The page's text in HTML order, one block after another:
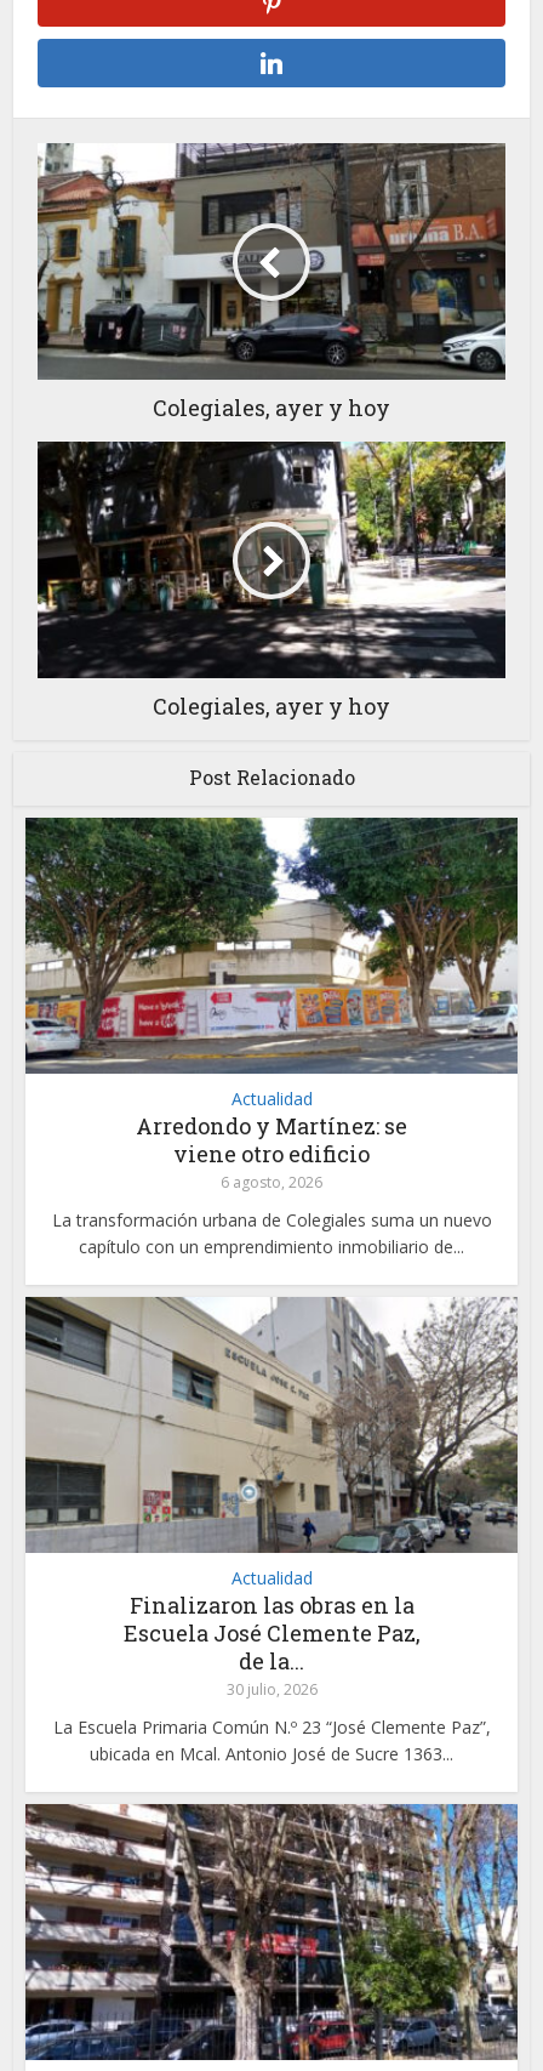
Colegiales, ayer y hoy
Colegiales, ayer y hoy
Post Relacionado
Actualidad
Arredondo y Martínez: se
viene otro edificio
6 agosto, 2026
La transformación urbana de Colegiales suma un nuevo
capítulo con un emprendimiento inmobiliario de...
Actualidad
Finalizaron las obras en la
Escuela José Clemente Paz,
de la...
30 julio, 2026
La Escuela Primaria Común N.º 23 “José Clemente Paz”,
ubicada en Mcal. Antonio José de Sucre 1363...